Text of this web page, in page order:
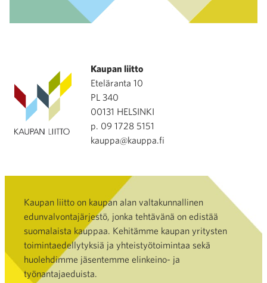
Kaupan liitto
Eteläranta 10
PL 340
00131 HELSINKI
p. 09 1728 5151
kauppa@kauppa.fi
Kaupan liitto on kaupan alan valtakunnallinen
edunvalvontajärjestö, jonka tehtävänä on edistää
suomalaista kauppaa. Kehitämme kaupan yritysten
toimintaedellytyksiä ja yhteistyötoimintaa sekä
huolehdimme jäsentemme elinkeino- ja
työnantajaeduista.